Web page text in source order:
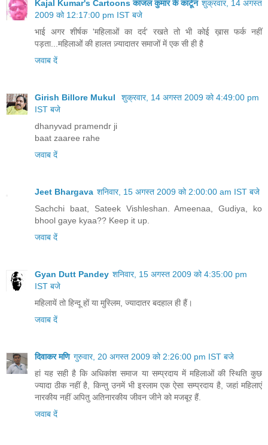
Kajal Kumar's Cartoons काजल कुमार के कार्टून शुक्रवार, 14 अगस्त
2009 को 12:17:00 pm IST बजे
भाई अगर शीर्षक 'महिलाओं का दर्द' रखते तो भी कोई ख़ास फर्क नहीं
पड़ता...महिलाओं की हालत ज़्यादातर समाजों में एक सी ही है
जवाब दें
Girish Billore Mukul
शुक्रवार, 14 अगस्त 2009 को 4:49:00 pm
IST बजे
dhanyvad pramendr ji
baat zaaree rahe
जवाब दें
Jeet Bhargava शनिवार, 15 अगस्त 2009 को 2:00:00 am IST बजे
Sachchi baat, Sateek Vishleshan. Ameenaa, Gudiya, ko
bhool gaye kyaa?? Keep it up.
जवाब दें
Gyan Dutt Pandey शनिवार, 15 अगस्त 2009 को 4:35:00 pm
IST बजे
महिलायें तो हिन्दू हों या मुस्लिम, ज्यादातर बदहाल ही हैं।
जवाब दें
दिवाकर मणि गुरुवार, 20 अगस्त 2009 को 2:26:00 pm IST बजे
हां यह सही है कि अधिकांश समाज या सम्प्रदाय में महिलाओं की स्थिति कुछ
ज्यादा ठीक नहीं है, किन्तु उनमें भी इस्लाम एक ऐसा सम्प्रदाय है, जहां महिलाएं
नारकीय नहीं अपितु अतिनारकीय जीवन जीने को मजबूर हैं.
जवाब दें